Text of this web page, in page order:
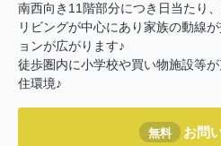
南西向き11階部分につき日当たり
リビングが中心にあり家族の動線
ョンが広がります♪
徒歩圏内に小学校や買い物施設等
住環境♪
無料 お問